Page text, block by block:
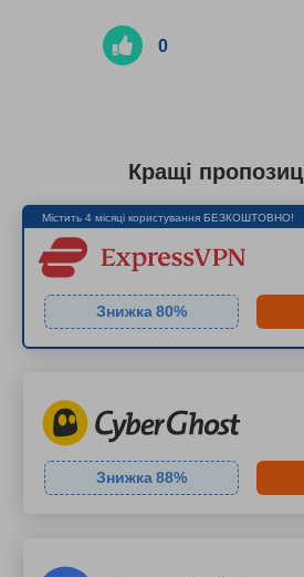
0
Кращі
Містить 4 місяці користування БЕЗКОШТОВНО!
Знижка80%
Знижка88%